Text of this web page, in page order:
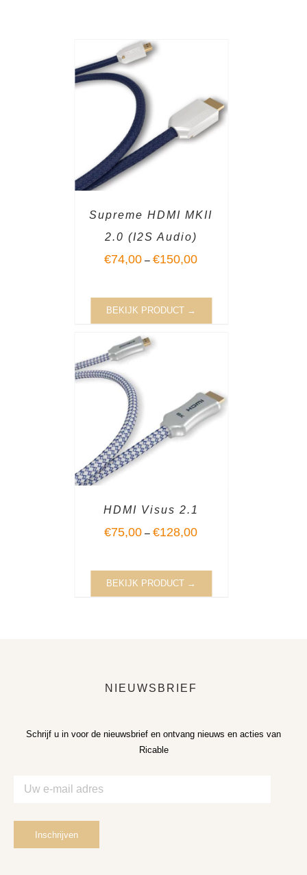
Supreme HDMI MKII
2.0 (I2S Audio)
€74,00 –€150,00
BEKIJK PRODUCT →
HDMI Visus 2.1
€75,00 –€128,00
BEKIJK PRODUCT →
NIEUWSBRIEF
Schrijf u in voor de nieuwsbrief en ontvang nieuws en acties van
Ricable